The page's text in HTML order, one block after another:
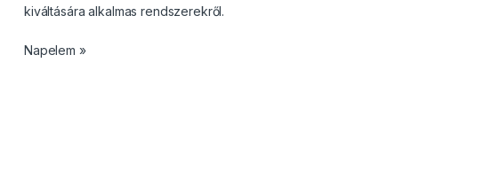
kiváltására alkalmas rendszerekről.
Napelem »